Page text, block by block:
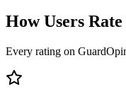
How Users
Every rating on